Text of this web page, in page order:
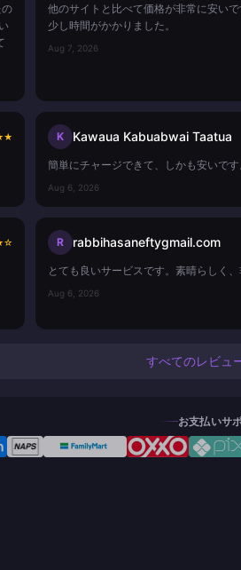
他のサイトと比べて価格が非常に安い
少し時間がかかりました。
Aug 7, 2026
★ K Kawaua Kabuabwai Taatua
簡単にチャージできて、しかも安いです
Aug 6, 2026
☆ R rabbihasaneftygmail.com
とても良いサービスです。素晴らしく、
Aug 6, 2026
すべてのレビュ
お支払いサ